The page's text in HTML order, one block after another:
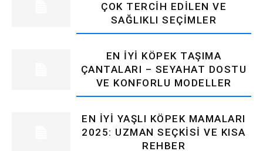
ÇOK TERCIH EDILEN VE
SAĞLIKLI SEÇIMLER
EN İYI KÖPEK TAŞIMA
ÇANTALARI – SEYAHAT DOSTU
VE KONFORLU MODELLER
EN İYI YAŞLI KÖPEK MAMALARI
2025: UZMAN SEÇKISI VE KISA
REHBER